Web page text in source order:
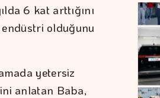
6 kat arttığını
endüstri olduğunu
yetersiz
anlatan Baba,